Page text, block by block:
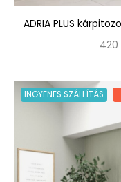
ADRIA PLUS
420
INGYENES SZÁLLÍTÁS -